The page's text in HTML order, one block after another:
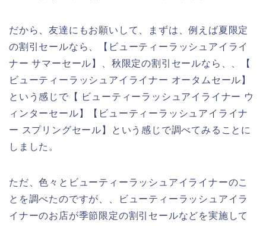
だから、友達にもお願いして、まずは、例えば夏限定
の割引セールなら、【ビューティーラッシュアイライ
ナー サマーセール】、秋限定の割引セールなら、、【
ビューティーラッシュアイライナー オータムセール】
という感じで【 ビューティーラッシュアイライナー ウ
ィンターセール】【ビューティーラッシュアイライナ
ー スプリングセール】という感じで調べてみることに
しました。
ただ、色々とビューティーラッシュアイライナーのこ
とを調べたのですが、、ビューティーラッシュアイラ
イナーのお店が季節限定の割引セールなどを実施して